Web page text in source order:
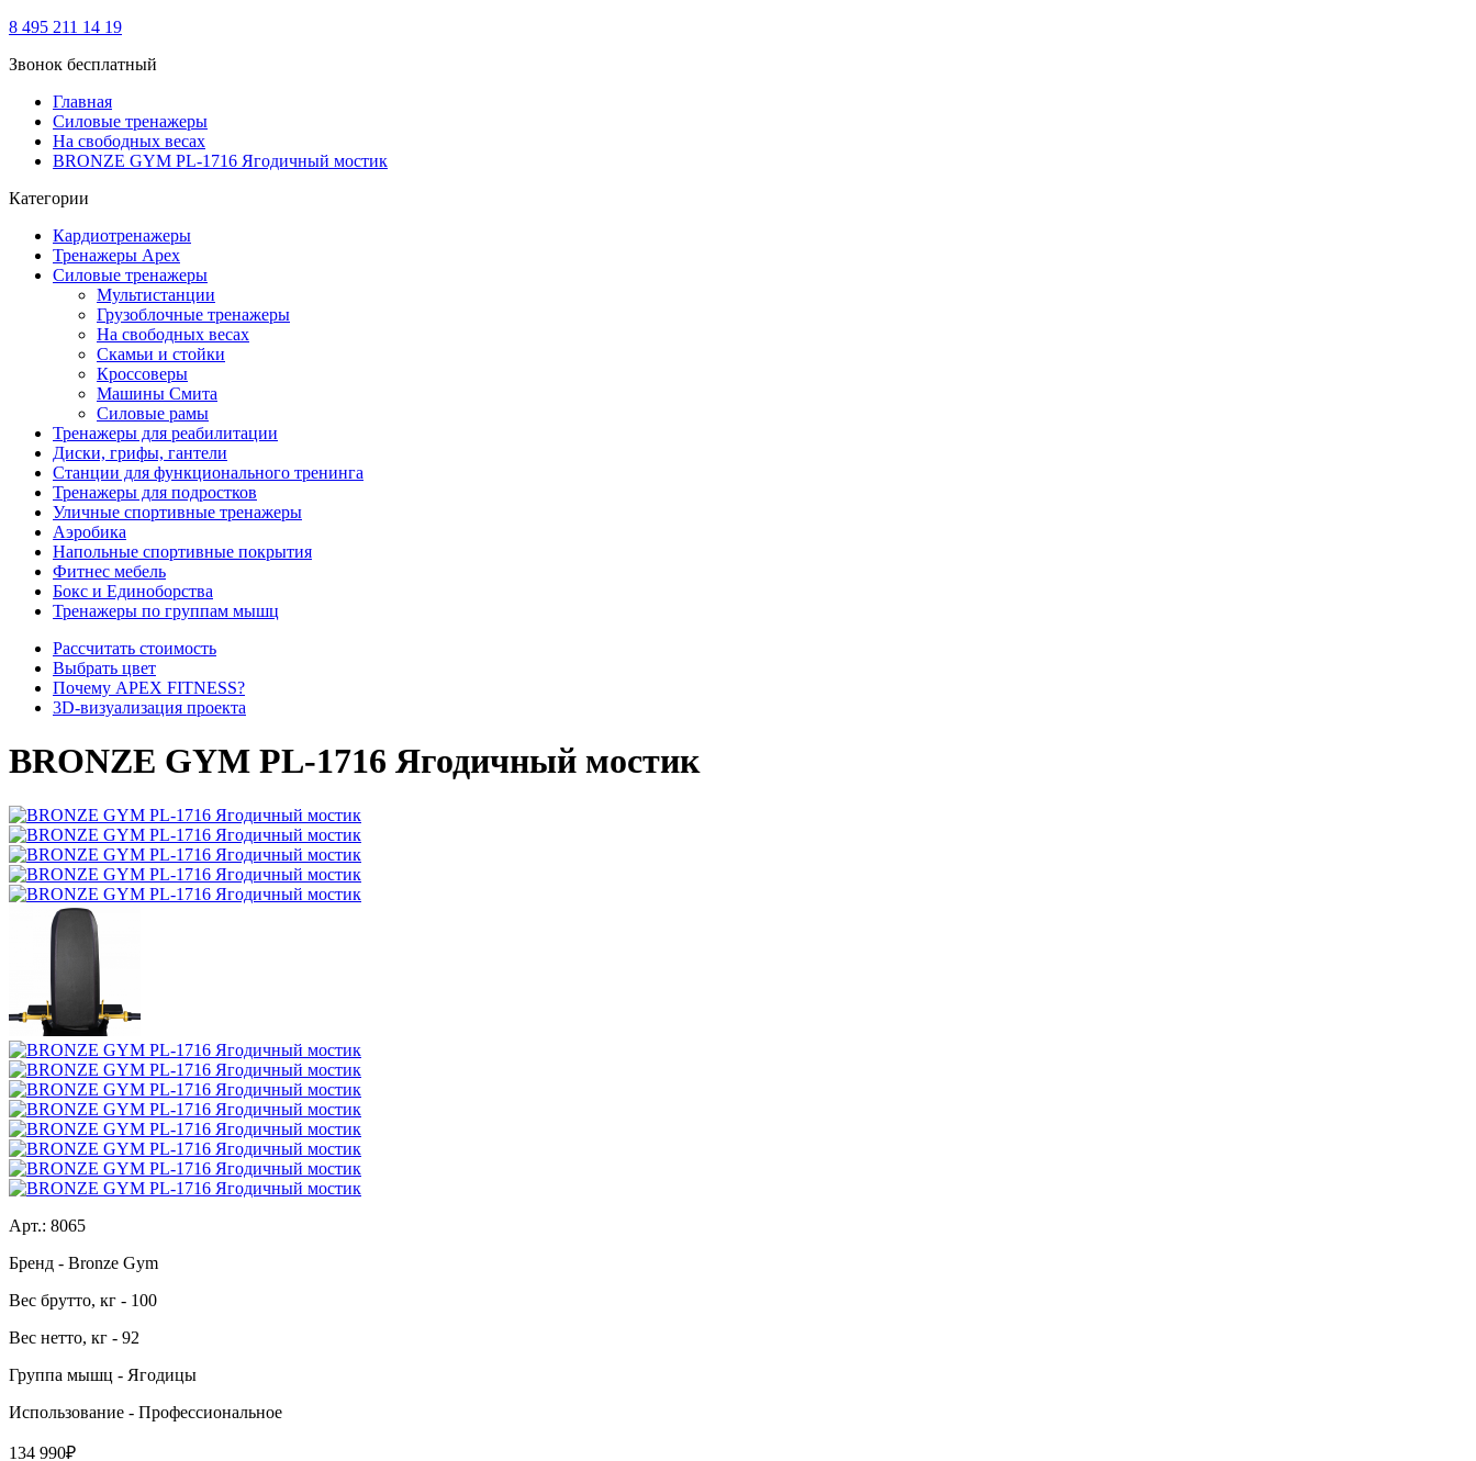
8 495 211 14 19
Звонок бесплатный
Главная
Силовые тренажеры
На свободных весах
BRONZE GYM PL-1716 Ягодичный мостик
Категории
Кардиотренажеры
Тренажеры Apex
Силовые тренажеры
Мультистанции
Грузоблочные тренажеры
На свободных весах
Скамьи и стойки
Кроссоверы
Машины Смита
Силовые рамы
Тренажеры для реабилитации
Диски, грифы, гантели
Станции для функционального тренинга
Тренажеры для подростков
Уличные спортивные тренажеры
Аэробика
Напольные спортивные покрытия
Фитнес мебель
Бокс и Единоборства
Тренажеры по группам мышц
Рассчитать стоимость
Выбрать цвет
Почему APEX FITNESS?
3D-визуализация проекта
BRONZE GYM PL-1716 Ягодичный мостик
Арт.: 8065
Бренд - Bronze Gym
Вес брутто, кг - 100
Вес нетто, кг - 92
Группа мышц - Ягодицы
Использование - Профессиональное
134 990₽